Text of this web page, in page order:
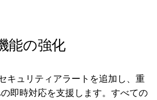
能の強化
キュリティアラートを追加し、重
即時対応を支援します。すべての